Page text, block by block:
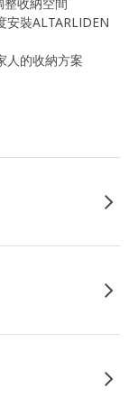
安裝ALTARLIDEN
人的收納方案